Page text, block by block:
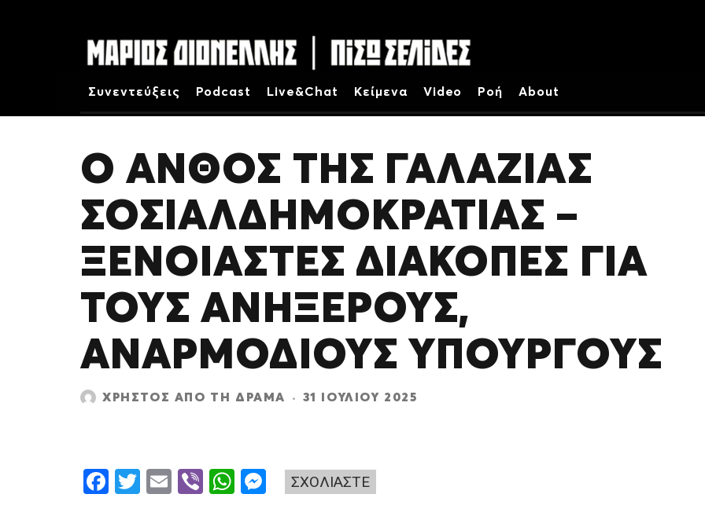
Συνεντεύξεις Podcast Live&Chat Κείμενα Video Ροή About
Ο ΑΝΘΌΣ ΤΗΣ ΓΑΛΆΖΙΑΣ
ΣΟΣΙΑΛΔΗΜΟΚΡΑΤΊΑΣ –
ΞΈΝΟΙΑΣΤΕΣ ΔΙΑΚΟΠΈΣ ΓΙΑ
ΤΟΥΣ ΑΝΉΞΕΡΟΥΣ,
ΑΝΑΡΜΌΔΙΟΥΣ ΥΠΟΥΡΓΟΎΣ
ΧΡΉΣΤΟΣ ΑΠΌ ΤΗ ΔΡΆΜΑ · 31 ΙΟΥΛΊΟΥ 2025
ΣΧΟΛΙΑΣΤΕ
F
T
E
Vi W